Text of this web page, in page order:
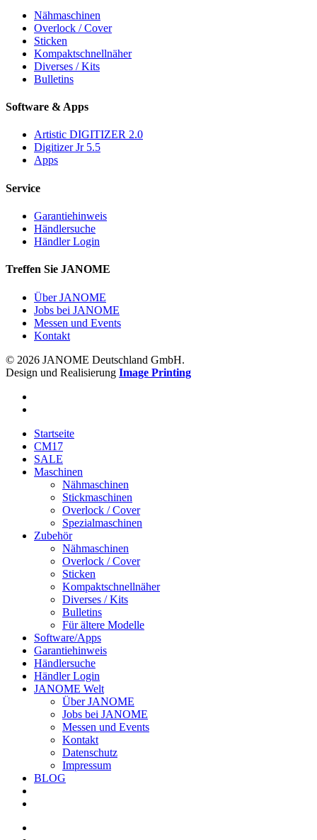
Nähmaschinen
Overlock / Cover
Sticken
Kompaktschnellnäher
Diverses / Kits
Bulletins
Software & Apps
Artistic DIGITIZER 2.0
Digitizer Jr 5.5
Apps
Service
Garantiehinweis
Händlersuche
Händler Login
Treffen Sie JANOME
Über JANOME
Jobs bei JANOME
Messen und Events
Kontakt
© 2026 JANOME Deutschland GmbH.
Design und Realisierung Image Printing
Startseite
CM17
SALE
Maschinen
Nähmaschinen
Stickmaschinen
Overlock / Cover
Spezialmaschinen
Zubehör
Nähmaschinen
Overlock / Cover
Sticken
Kompaktschnellnäher
Diverses / Kits
Bulletins
Für ältere Modelle
Software/Apps
Garantiehinweis
Händlersuche
Händler Login
JANOME Welt
Über JANOME
Jobs bei JANOME
Messen und Events
Kontakt
Datenschutz
Impressum
BLOG